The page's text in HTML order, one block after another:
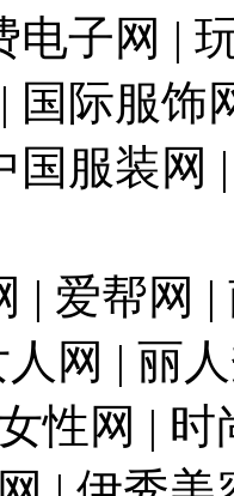
电子网 |
国际服饰
国服装网
| 爱帮网
网 | 丽
性网 |